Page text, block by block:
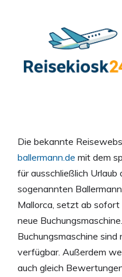
Die bekannte
ballermann.de mit dem
für ausschließlich Urlaub
sogenannten
Mallorca, setzt ab sofort
neue
Buchungsmaschine
verfügbar. Außerdem
auch gleich